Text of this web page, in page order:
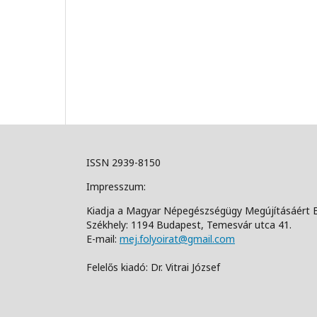
ISSN 2939-8150
Impresszum:
Kiadja a Magyar Népegészségügy Megújításáért
Székhely: 1194 Budapest, Temesvár utca 41.
E-mail: mej.folyoirat@gmail.com
Felelős kiadó: Dr. Vitrai József